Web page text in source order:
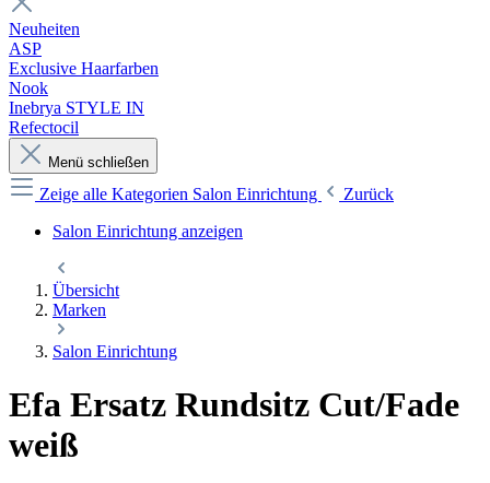
Neuheiten
ASP
Exclusive Haarfarben
Nook
Inebrya STYLE IN
Refectocil
Menü schließen
Zeige alle Kategorien Salon Einrichtung
Zurück
Salon Einrichtung anzeigen
Übersicht
Marken
Salon Einrichtung
Efa Ersatz Rundsitz Cut/Fade
weiß